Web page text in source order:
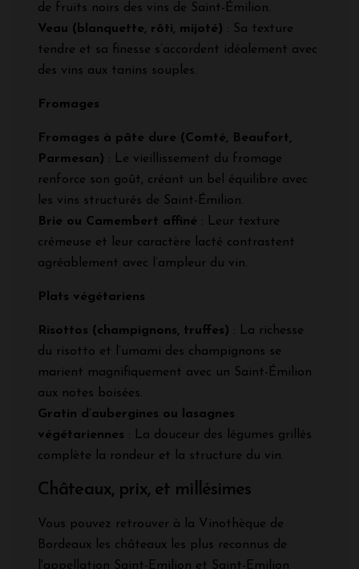
de fruits noirs des vins de Saint-Émilion.
Veau (blanquette, rôti, mijoté) : Sa texture
tendre et sa finesse s’accordent idéalement avec
des vins aux tanins souples.
Fromages
Fromages à pâte dure (Comté, Beaufort,
Parmesan) : Le vieillissement du fromage
renforce son goût, créant un bel équilibre avec
les vins structurés de Saint-Émilion.
Brie ou Camembert affiné : Leur texture
crémeuse et leur caractère lacté contrastent
agréablement avec l’ampleur du vin.
Plats végétariens
Risottos (champignons, truffes) : La richesse
du risotto et l’umami des champignons se
marient magnifiquement avec un Saint-Émilion
aux notes boisées.
Gratin d’aubergines ou lasagnes
végétariennes : La douceur des légumes grillés
complète la rondeur et la structure du vin.
Châteaux, prix, et millésimes
Vous pouvez retrouver à la Vinothèque de
Bordeaux les châteaux les plus reconnus de
l'appellation Saint-Emilion et Saint-Emilion